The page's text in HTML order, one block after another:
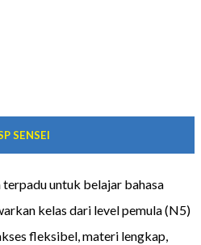
SENSEI
untuk belajar bahasa
kelas dari level pemula (N5)
fleksibel, materi lengkap,